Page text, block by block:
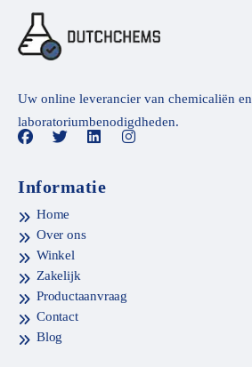
Uw online leverancier van chemicaliën en
laboratoriumbenodigdheden.
Informatie
Home
Over ons
Winkel
Zakelijk
Productaanvraag
Contact
Blog